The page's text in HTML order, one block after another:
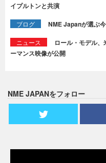
イプルトンと共演
ブログ NME Japanが選ぶ
ニュース
ロール・モデル
ーマンス映像が公開
NME JAPANをフォロー